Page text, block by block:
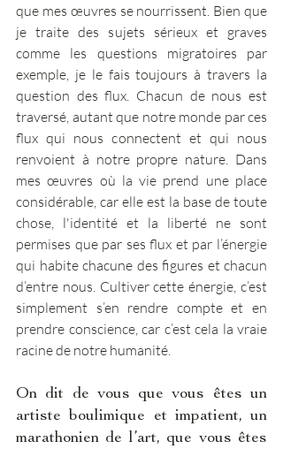
que mes œuvres se nourrissent. Bien que
je traite des sujets sérieux et graves
comme les questions migratoires par
exemple, je le fais toujours à travers la
question des flux. Chacun de nous est
traversé, autant que notre monde par ces
flux qui nous connectent et qui nous
renvoient à notre propre nature. Dans
mes œuvres où la vie prend une place
considérable, car elle est la base de toute
chose, l'identité et la liberté ne sont
permises que par ses flux et par l’énergie
qui habite chacune des figures et chacun
d’entre nous. Cultiver cette énergie, c’est
simplement s’en rendre compte et en
prendre conscience, car c’est cela la vraie
racine de notre humanité.
On dit de vous que vous êtes un
artiste boulimique et impatient, un
marathonien de l’art, que vous êtes